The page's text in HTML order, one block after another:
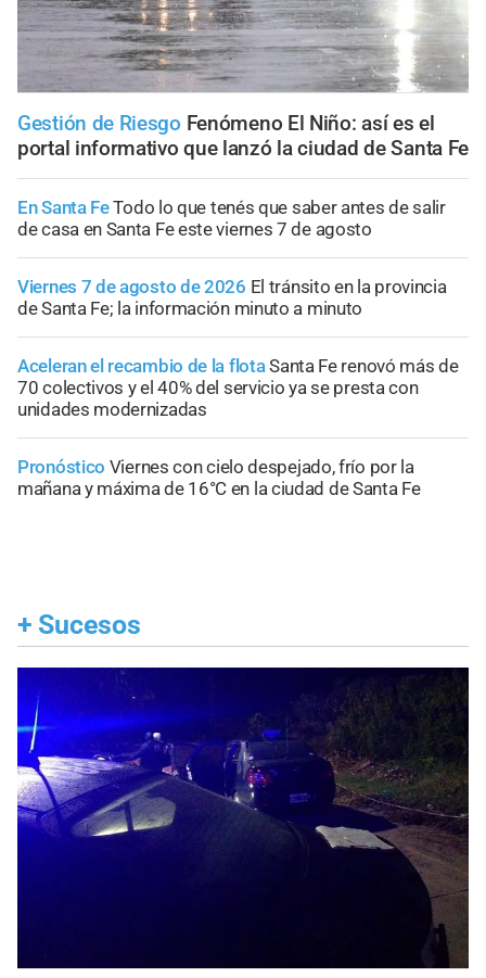
Gestión de Riesgo Fenómeno El Niño: así es el
portal informativo que lanzó la ciudad de Santa Fe
En Santa FeTodo lo que tenés que saber antes de salir
de casa en Santa Fe este viernes 7 de agosto
Viernes 7 de agosto de 2026 El tránsito en la provincia
de Santa Fe; la información minuto a minuto
Aceleran el recambio de la flotaSanta Fe renovó más de
70 colectivos y el 40% del servicio ya se presta con
unidades modernizadas
Pronóstico Viernes con cielo despejado, frío por la
mañana y máxima de 16°C en la ciudad de Santa Fe
+ Sucesos